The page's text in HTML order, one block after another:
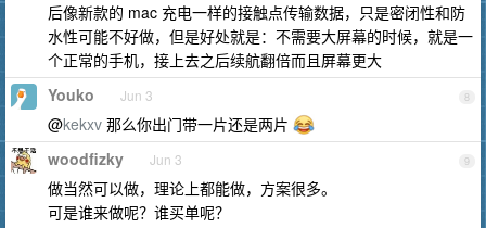
后像新款的 mac 充电一样的接触点传输数据，只是密闭性和防
水性可能不好做，但是好处就是：不需要大屏幕的时候，就是一
个正常的手机，接上去之后续航翻倍而且屏幕更大
8
Youko Jun 3
@kekxv 那么你出门带一片还是两片
9
woodfizky Jun 3
做当然可以做，理论上都能做，方案很多。
可是谁来做呢？谁买单呢？